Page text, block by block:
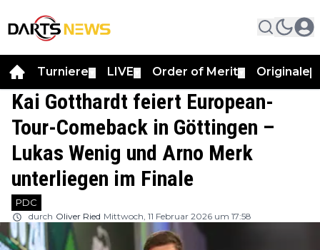
Turniere LIVE Order of Merit Originale
Kai Gotthardt feiert European-
Tour-Comeback in Göttingen –
Lukas Wenig und Arno Merk
unterliegen im Finale
PDC
durch Oliver Ried Mittwoch, 11 Februar 2026 um 17:58